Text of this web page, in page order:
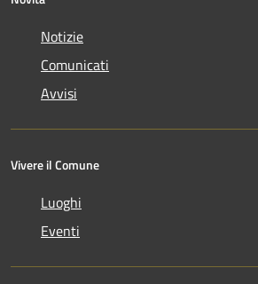
Notizie
Comunicati
Avvisi
Vivere il Comune
Luoghi
Eventi